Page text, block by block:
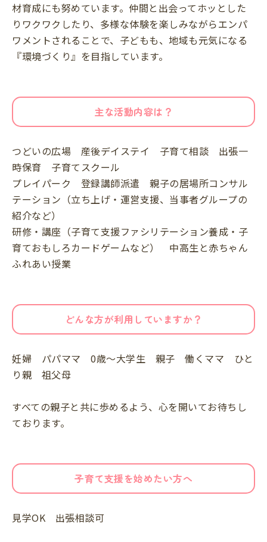
材育成にも努めています。仲間と出会ってホッとした
りワクワクしたり、多様な体験を楽しみながらエンパ
ワメントされることで、子どもも、地域も元気になる
『環境づくり』を目指しています。
主な活動内容は？
つどいの広場 産後デイステイ 子育て相談 出張一
時保育 子育てスクール
プレイパーク 登録講師派遣 親子の居場所コンサル
テーション（立ち上げ・運営支援、当事者グループの
紹介など）
研修・講座（子育て支援ファシリテーション養成・子
育ておもしろカードゲームなど） 中高生と赤ちゃん
ふれあい授業
どんな方が利用していますか？
妊婦 パパママ 0歳～大学生 親子 働くママ ひと
り親 祖父母
すべての親子と共に歩めるよう、心を開いてお待ちし
ております。
子育て支援を始めたい方へ
見学OK 出張相談可